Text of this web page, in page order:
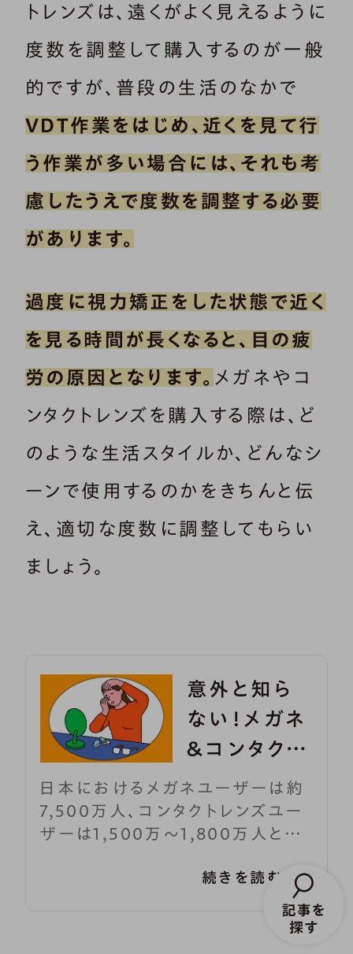
トレンズは、遠くがよく見えるように
度数を調整して購入するのが一般
的ですが、普段の生活のなかで
VDT作業をはじめ、近くを見て行
う作業が多い場合には、それも考
慮したうえで度数を調整する必要
があります。
過度に視力矯正をした状態で近く
を見る時間が長くなると、目の疲
労の原因となります。 メガネやコ
ンタクトレンズを購入する際は、ど
のような生活スタイルか、どんなシ
ーンで使用するのかをきちんと伝
え、適切な度数に調整してもらい
ましょう。
意外と知ら
ない！メガネ
＆コンタクト
レンズの正し
い扱い方
日本におけるメガネユーザーは約
7,500万人、コンタクトレンズユー
ザーは1,500万～1,800万人と、
になりました。私たちの視力をサポ
ートしてくれるメガネやコンタクト
レンズですが、適切に使用しないと
続きを読む